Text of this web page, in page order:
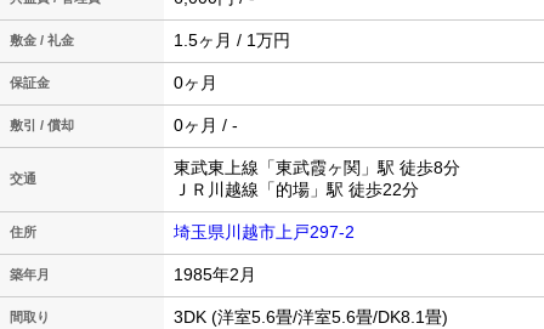
敷金 / 礼金 1.5ヶ月 / 1万円
保証金 0ヶ月
敷引 / 償却 0ヶ月 / -
交通
東武東上線「東武霞ヶ関」駅 徒歩8分
ＪＲ川越線「的場」駅 徒歩22分
住所 埼玉県川越市上戸297-2
築年月 1985年2月
間取り 3DK (洋室5.6畳/洋室5.6畳/DK8.1畳)